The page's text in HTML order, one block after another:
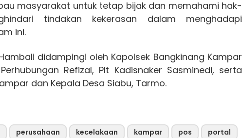
masyarakat untuk tetap bijak dan memahami hak-
tindakan kekerasan dalam menghadapi
ini.
didampingi oleh Kapolsek Bangkinang Kampar
Refizal, Plt Kadisnaker Sasminedi, serta
dan Kepala Desa Siabu, Tarmo.
perusahaan kecelakaan kampar pos portal